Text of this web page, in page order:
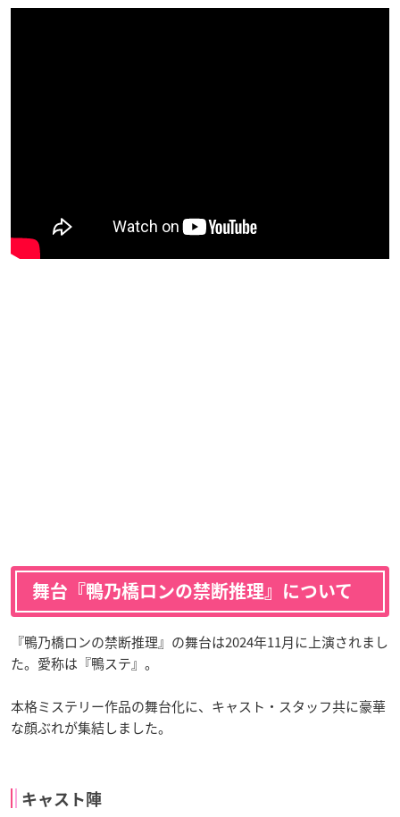
舞台『鴨乃橋ロンの禁断推理』について
『鴨乃橋ロンの禁断推理』の舞台は2024年11月に上演されまし
た。愛称は『鴨ステ』。
本格ミステリー作品の舞台化に、キャスト・スタッフ共に豪華
な顔ぶれが集結しました。
キャスト陣